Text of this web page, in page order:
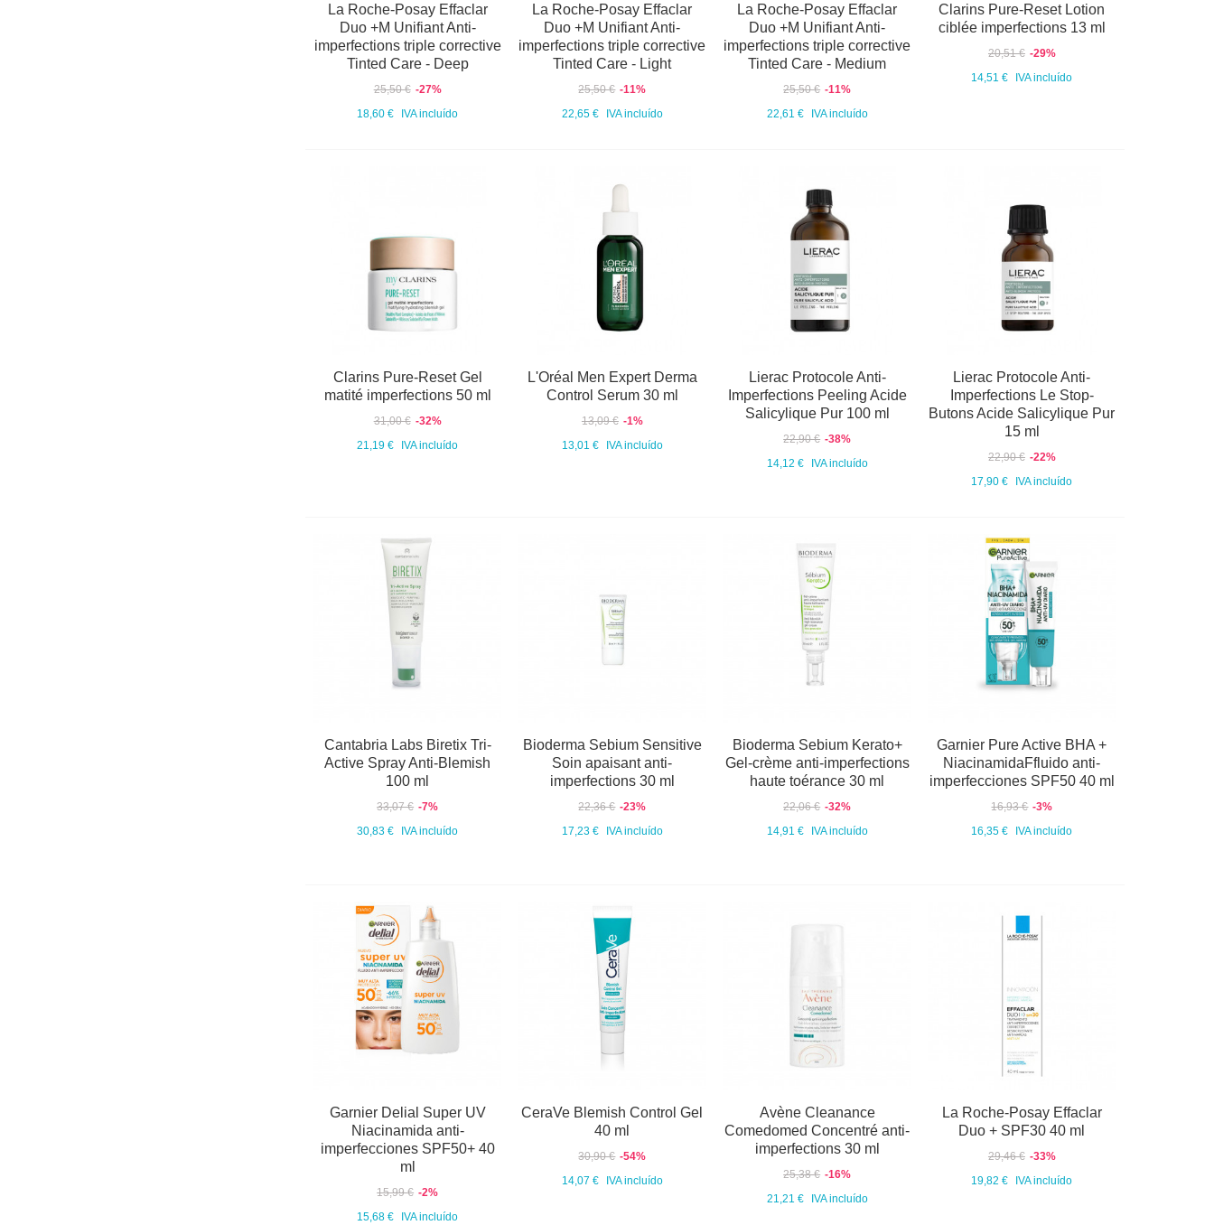
La Roche-Posay Effaclar
Duo +M Unifiant Anti-
imperfections triple corrective
Tinted Care - Deep
25,50 € -27%
18,60 €
IVA incluído
La Roche-Posay Effaclar
Duo +M Unifiant Anti-
imperfections triple corrective
Tinted Care - Light
25,50 € -11%
22,65 €
IVA incluído
La Roche-Posay Effaclar
Duo +M Unifiant Anti-
imperfections triple corrective
Tinted Care - Medium
25,50 € -11%
22,61 €
IVA incluído
Clarins Pure-Reset Lotion
ciblée imperfections 13 ml
20,51 € -29%
14,51 €
IVA incluído
Clarins Pure-Reset Gel
matité imperfections 50 ml
31,00 € -32%
21,19 €
IVA incluído
L'Oréal Men Expert Derma
Control Serum 30 ml
13,09 € -1%
13,01 €
IVA incluído
Lierac Protocole Anti-
Imperfections Peeling Acide
Salicylique Pur 100 ml
22,90 € -38%
14,12 €
IVA incluído
Lierac Protocole Anti-
Imperfections Le Stop-
Butons Acide Salicylique Pur
15 ml
22,90 € -22%
17,90 €
IVA incluído
Cantabria Labs Biretix Tri-
Active Spray Anti-Blemish
100 ml
33,07 € -7%
30,83 €
IVA incluído
Bioderma Sebium Sensitive
Soin apaisant anti-
imperfections 30 ml
22,36 € -23%
17,23 €
IVA incluído
Bioderma Sebium Kerato+
Gel-crème anti-imperfections
haute toérance 30 ml
22,06 € -32%
14,91 €
IVA incluído
Garnier Pure Active BHA +
NiacinamidaFfluido anti-
imperfecciones SPF50 40 ml
16,93 € -3%
16,35 €
IVA incluído
Garnier Delial Super UV
Niacinamida anti-
imperfecciones SPF50+ 40
ml
15,99 € -2%
15,68 €
IVA incluído
CeraVe Blemish Control Gel
40 ml
30,90 € -54%
14,07 €
IVA incluído
Avène Cleanance
Comedomed Concentré anti-
imperfections 30 ml
25,38 € -16%
21,21 €
IVA incluído
La Roche-Posay Effaclar
Duo + SPF30 40 ml
29,46 € -33%
19,82 €
IVA incluído